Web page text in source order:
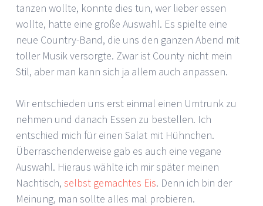
tanzen wollte, konnte dies tun, wer lieber essen
wollte, hatte eine große Auswahl. Es spielte eine
neue Country-Band, die uns den ganzen Abend mit
toller Musik versorgte. Zwar ist County nicht mein
Stil, aber man kann sich ja allem auch anpassen.
Wir entschieden uns erst einmal einen Umtrunk zu
nehmen und danach Essen zu bestellen. Ich
entschied mich für einen Salat mit Hühnchen.
Überraschenderweise gab es auch eine vegane
Auswahl. Hieraus wählte ich mir später meinen
Nachtisch, selbst gemachtes Eis. Denn ich bin der
Meinung, man sollte alles mal probieren.